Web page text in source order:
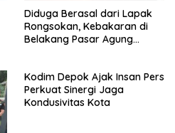
Diduga Berasal dari Lapak
Rongsokan, Kebakaran di
Belakang Pasar Agung
Kodim Depok Ajak Insan Pers
Perkuat Sinergi Jaga
Kondusivitas Kota